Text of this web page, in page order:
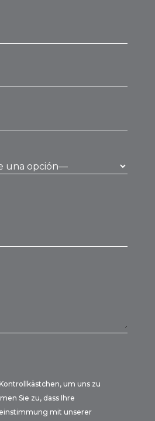
um uns zu
Sie zu, dass Ihre
mit unserer